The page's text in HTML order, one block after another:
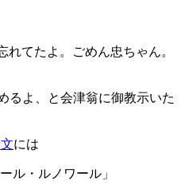
てたよ。ごめん忠ちゃん。
るよ、と会津翁に御教示いた
には
ル・ルノワール」